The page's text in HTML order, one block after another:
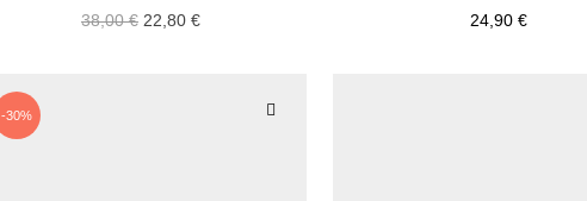
38,00 € 22,80 € 24,90 €
-30%